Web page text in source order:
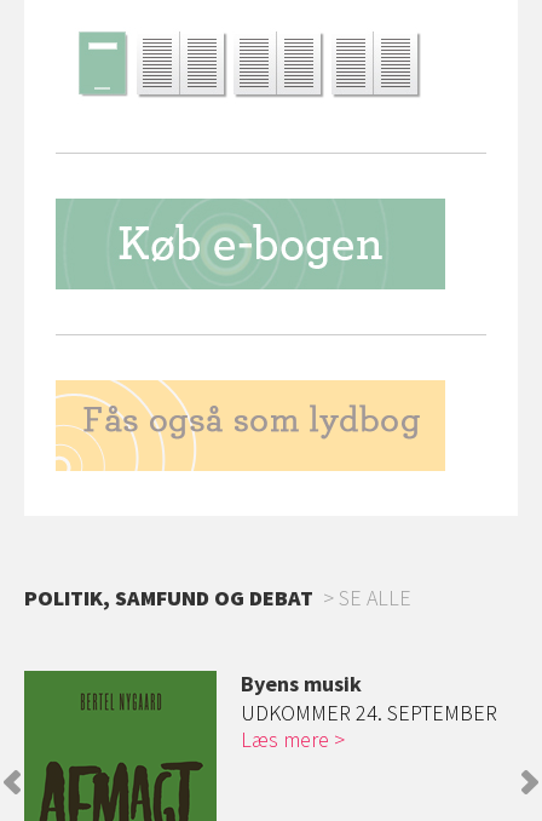
POLITIK, SAMFUND OG DEBAT SE ALLE
Byens musik
UDKOMMER 24. SEPTEMBER
Læs mere